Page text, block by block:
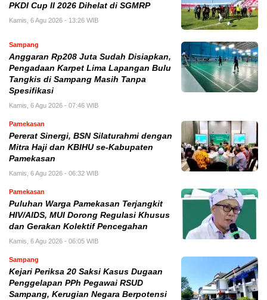
PKDI Cup II 2026 Dihelat di SGMRP
Kamis, 6 Agu 2026 - 13:26 WIB
Sampang
Anggaran Rp208 Juta Sudah Disiapkan,
Pengadaan Karpet Lima Lapangan Bulu
Tangkis di Sampang Masih Tanpa
Spesifikasi
Kamis, 6 Agu 2026 - 07:46 WIB
Pamekasan
Pererat Sinergi, BSN Silaturahmi dengan
Mitra Haji dan KBIHU se-Kabupaten
Pamekasan
Kamis, 6 Agu 2026 - 06:32 WIB
Pamekasan
Puluhan Warga Pamekasan Terjangkit
HIV/AIDS, MUI Dorong Regulasi Khusus
dan Gerakan Kolektif Pencegahan
Kamis, 6 Agu 2026 - 06:05 WIB
Sampang
Kejari Periksa 20 Saksi Kasus Dugaan
Penggelapan PPh Pegawai RSUD
Sampang, Kerugian Negara Berpotensi